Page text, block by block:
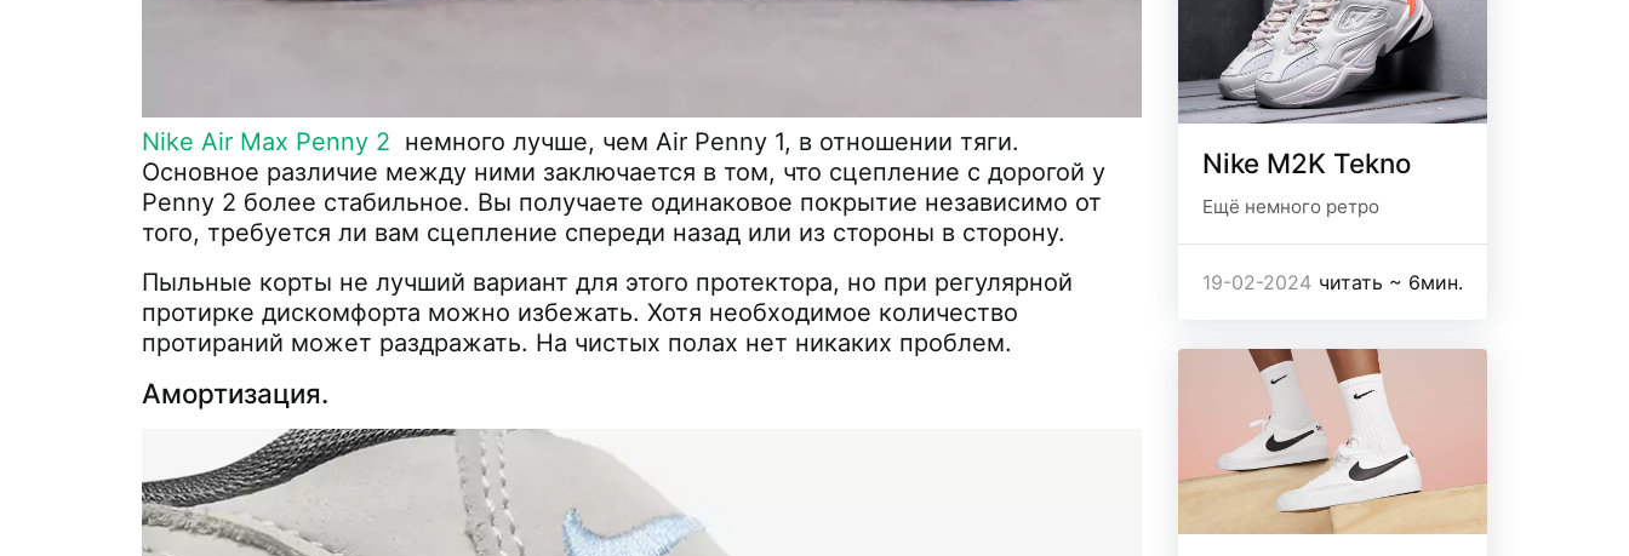
Nike Air Max Penny 2 немного лучше, чем Air Penny 1, в отношении тяги.
Основное различие между ними заключается в том, что сцепление с дорогой у
Penny 2 более стабильное. Вы получаете одинаковое покрытие независимо от
того, требуется ли вам сцепление спереди назад или из стороны в сторону.
Пыльные корты не лучший вариант для этого протектора, но при регулярной
протирке дискомфорта можно избежать. Хотя необходимое количество
протираний может раздражать. На чистых полах нет никаких проблем.
Амортизация.
Nike M2K Tekno
Ещё немного ретро
19-02-2024 читать ~ 6мин.